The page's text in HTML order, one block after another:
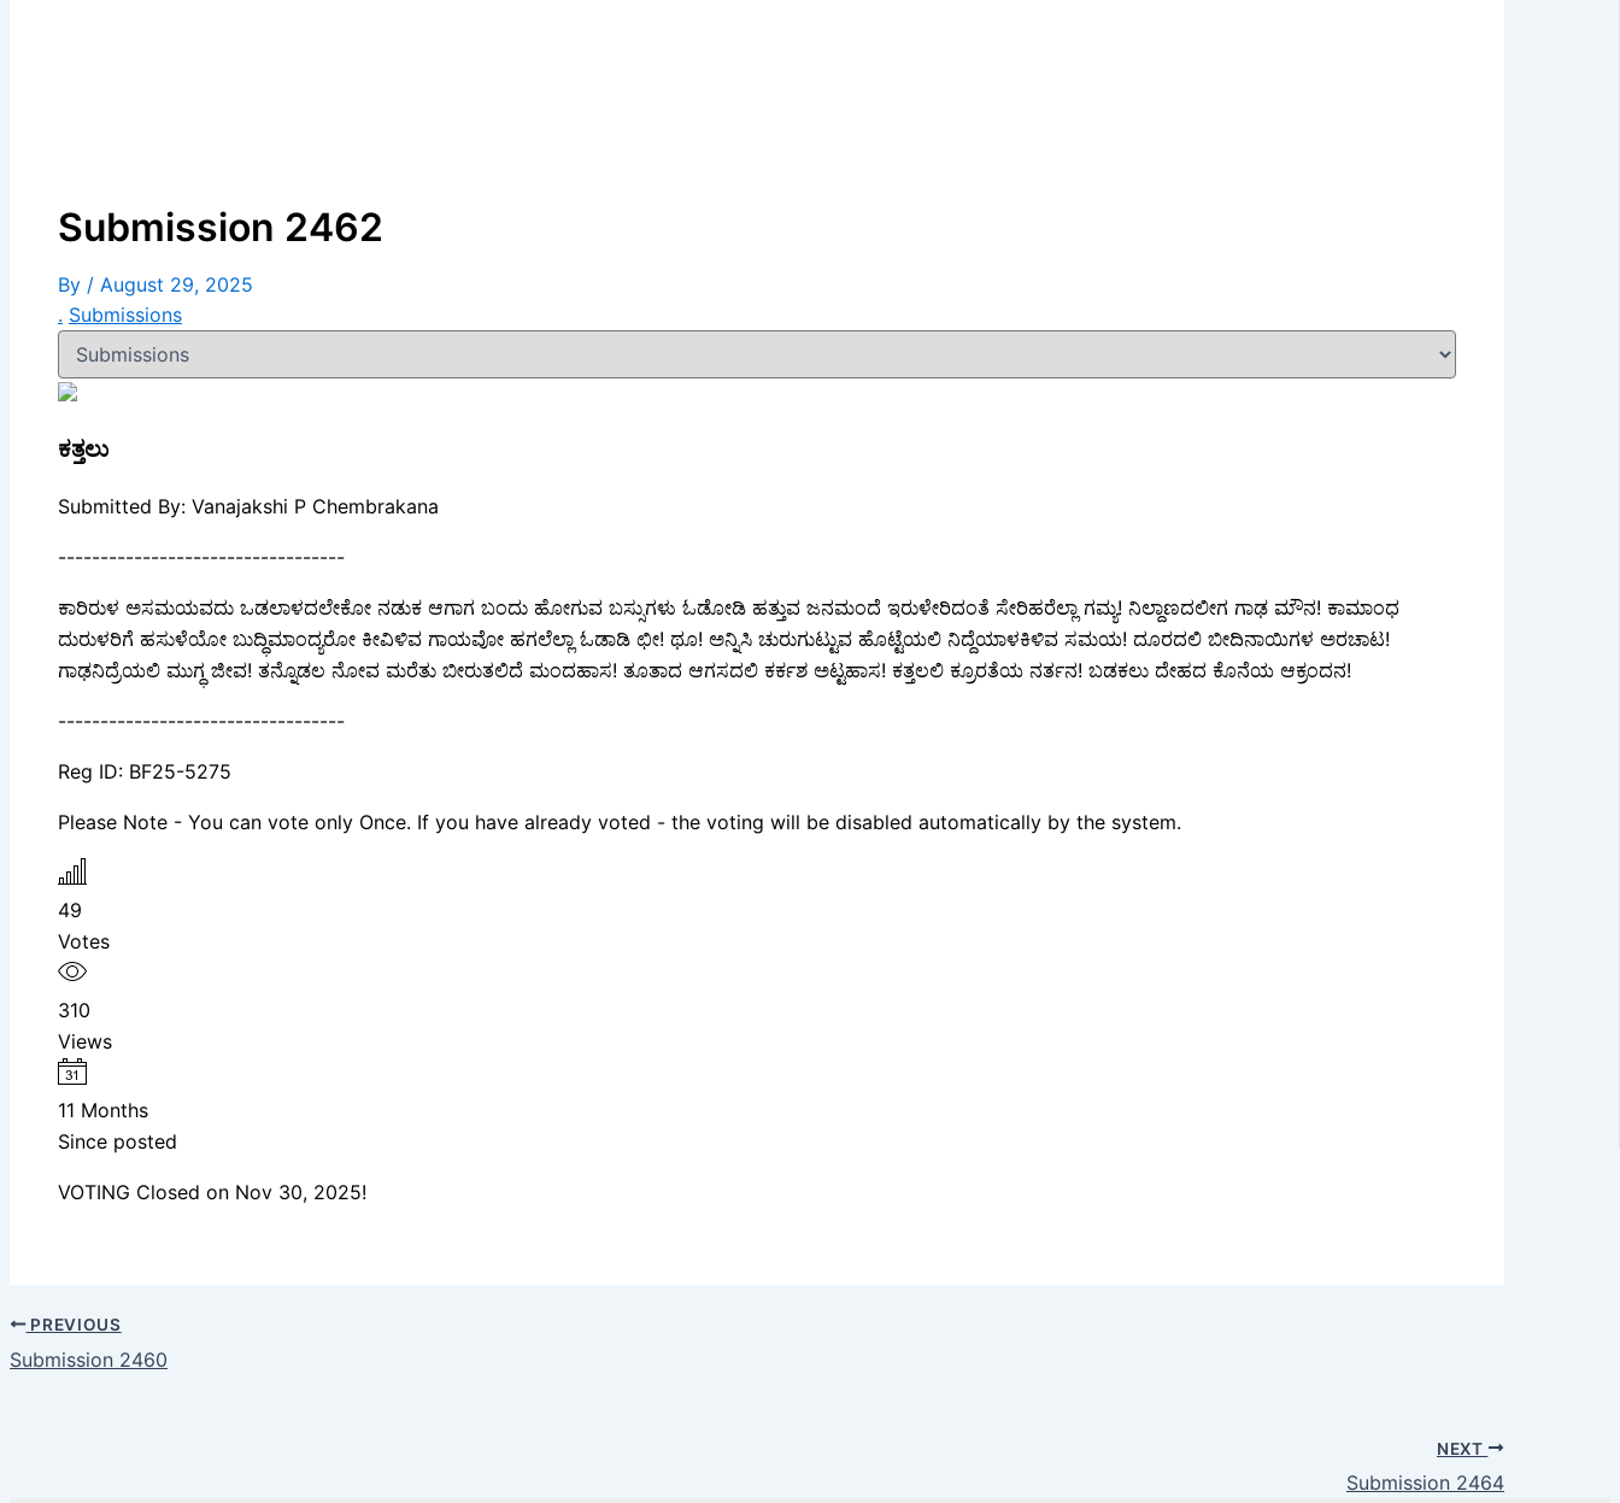
Submission 2462
By / August 29, 2025
. Submissions
ಕತ್ತಲು
Submitted By: Vanajakshi P Chembrakana
----------------------------------
ಕಾರಿರುಳ ಅಸಮಯವದು ಒಡಲಾಳದಲೇಕೋ ನಡುಕ ಆಗಾಗ ಬಂದು ಹೋಗುವ ಬಸ್ಸುಗಳು ಓಡೋಡಿ ಹತ್ತುವ ಜನಮಂದೆ ಇರುಳೇರಿದಂತೆ ಸೇರಿಹರೆಲ್ಲಾ ಗಮ್ಯ! ನಿಲ್ದಾಣದಲೀಗ ಗಾಢ ಮೌನ! ಕಾಮಾಂಧ
ದುರುಳರಿಗೆ ಹಸುಳೆಯೋ ಬುದ್ಧಿಮಾಂದ್ಯರೋ ಕೀವಿಳಿವ ಗಾಯವೋ ಹಗಲೆಲ್ಲಾ ಓಡಾಡಿ ಛೀ! ಥೂ! ಅನ್ನಿಸಿ ಚುರುಗುಟ್ಟುವ ಹೊಟ್ಟೆಯಲಿ ನಿದ್ದೆಯಾಳಕಿಳಿವ ಸಮಯ! ದೂರದಲಿ ಬೀದಿನಾಯಿಗಳ ಅರಚಾಟ!
ಗಾಢನಿದ್ರೆಯಲಿ ಮುಗ್ಧ ಜೀವ! ತನ್ನೊಡಲ ನೋವ ಮರೆತು ಬೀರುತಲಿದೆ ಮಂದಹಾಸ! ತೂತಾದ ಆಗಸದಲಿ ಕರ್ಕಶ ಅಟ್ಟಹಾಸ! ಕತ್ತಲಲಿ ಕ್ರೂರತೆಯ ನರ್ತನ! ಬಡಕಲು ದೇಹದ ಕೊನೆಯ ಆಕ್ರಂದನ!
----------------------------------
Reg ID: BF25-5275
Please Note - You can vote only Once. If you have already voted - the voting will be disabled automatically by the system.
49
Votes
310
Views
11 Months
Since posted
VOTING Closed on Nov 30, 2025!
PREVIOUS
Submission 2460
NEXT
Submission 2464